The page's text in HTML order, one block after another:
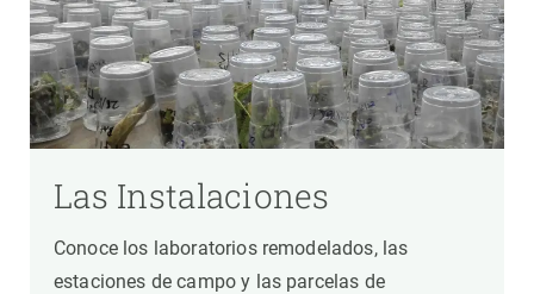
Las Instalaciones
Conoce los laboratorios remodelados, las
estaciones de campo y las parcelas de